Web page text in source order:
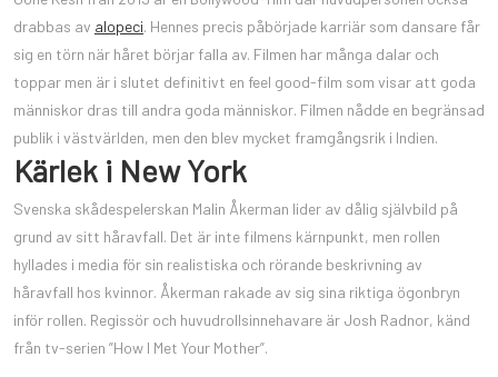
drabbas av alopeci. Hennes precis påbörjade karriär som dansare får
sig en törn när håret börjar falla av. Filmen har många dalar och
toppar men är i slutet definitivt en feel good-film som visar att goda
människor dras till andra goda människor. Filmen nådde en begränsad
publik i västvärlden, men den blev mycket framgångsrik i Indien.
Kärlek i New York
Svenska skådespelerskan Malin Åkerman lider av dålig självbild på
grund av sitt håravfall. Det är inte filmens kärnpunkt, men rollen
hyllades i media för sin realistiska och rörande beskrivning av
håravfall hos kvinnor. Åkerman rakade av sig sina riktiga ögonbryn
inför rollen. Regissör och huvudrollsinnehavare är Josh Radnor, känd
från tv-serien ”How I Met Your Mother”.